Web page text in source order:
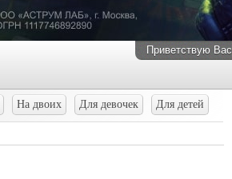
Приветствую Вас
На двоих Для девочек Для детей